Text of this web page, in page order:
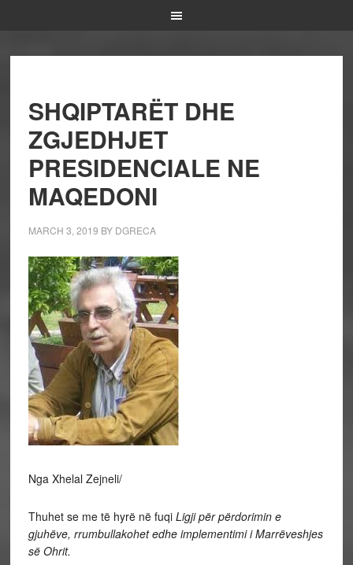
SHQIPTARËT DHE
ZGJEDHJET
PRESIDENCIALE NE
MAQEDONI
MARCH 3, 2019 BY DGRECA
Nga Xhelal Zejneli/
Thuhet se me të hyrë në fuqi Ligji për përdorimin e
gjuhëve, rrumbullakohet edhe implementimi i Marrëveshjes
së Ohrit.